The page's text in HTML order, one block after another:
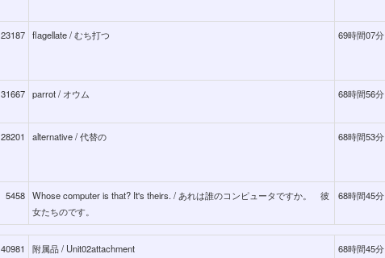
23187 flagellate / むち打つ 69時間07分
31667 parrot / オウム 68時間56分
28201 alternative / 代替の 68時間53分
5458 Whose computer is that? It's theirs. / あれは誰のコンピュータですか。 彼
女たちのです。
68時間45分
40981 附属品 / Unit02attachment 68時間45分